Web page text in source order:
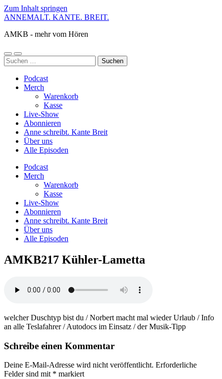
Zum Inhalt springen
ANNEMALT. KANTE. BREIT.
AMKB - mehr vom Hören
Mobile-
Menü
Suchfeld
ein-/ausblenden
Suchen
nach:
Podcast
Merch
Warenkorb
Kasse
Live-Show
Abonnieren
Anne schreibt. Kante Breit
Über uns
Alle Episoden
Podcast
Merch
Warenkorb
Kasse
Live-Show
Abonnieren
Anne schreibt. Kante Breit
Über uns
Alle Episoden
AMKB217 Kühler-Lametta
welcher Duschtyp bist du / Norbert macht mal wieder Urlaub / Info
an alle Teslafahrer / Autodocs im Einsatz / der Musik-Tipp
Schreibe einen Kommentar
Deine E-Mail-Adresse wird nicht veröffentlicht. Erforderliche
Felder sind mit * markiert